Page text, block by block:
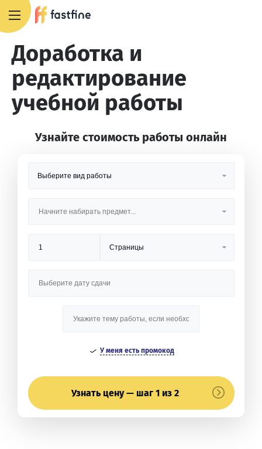
Доработка и
редактирование
учебной работы
Узнайте стоимость работы онлайн
У меня есть промокод
Узнать цену — шаг 1 из 2